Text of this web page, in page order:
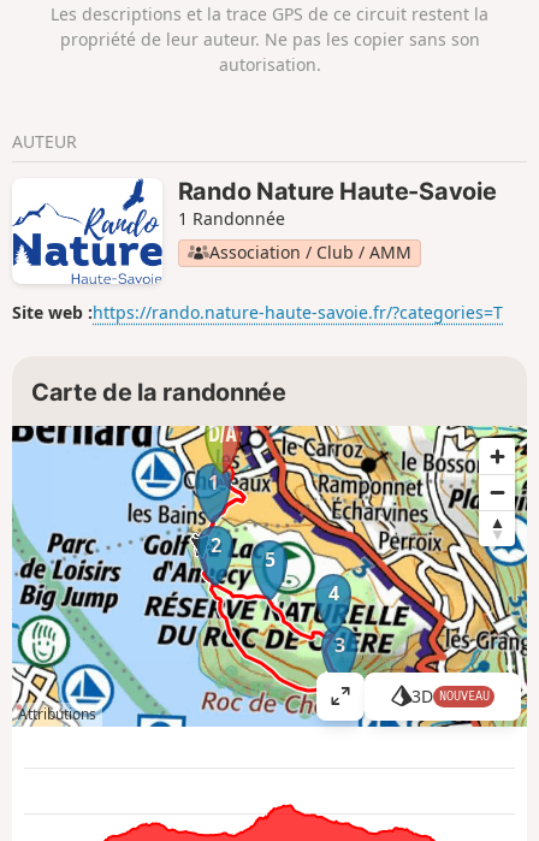
Les descriptions et la trace GPS de ce circuit restent la
propriété de leur auteur. Ne pas les copier sans son
autorisation.
AUTEUR
Rando Nature Haute-Savoie
1 Randonnée
Association / Club / AMM
Site web :https://rando.nature-haute-savoie.fr/?categories=T
Carte de la randonnée
1
2
3
4
5
Attributions
A
ff
h
3D NOUVEAU